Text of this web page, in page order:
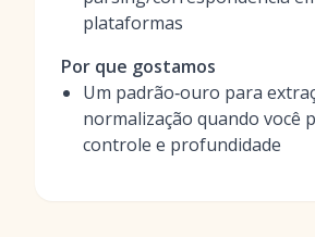
plataformas
Por que gostamos
Um padrão‑ouro para
normalização quando você
controle e profundidade